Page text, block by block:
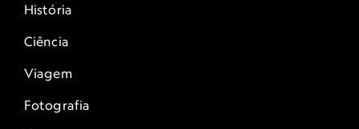
História
Ciência
Viagem
Fotografia